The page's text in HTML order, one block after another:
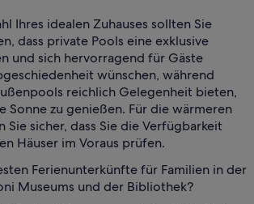
Ihres idealen Zuhauses sollten Sie
dass private Pools eine exklusive
und sich hervorragend für Gäste
wünschen, während
reichlich Gelegenheit bieten,
Sonne zu genießen. Für die wärmeren
Sie sicher, dass Sie die Verfügbarkeit
Häuser im Voraus prüfen.
Ferienunterkünfte für Familien in der
Museums und der Bibliothek?